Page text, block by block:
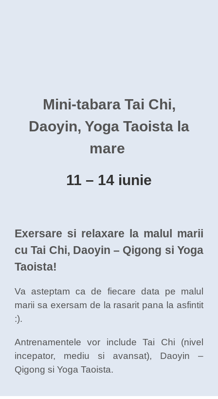
Mini-tabara Tai Chi,
Daoyin, Yoga Taoista la
mare
11 – 14 iunie
Exersare si relaxare la malul marii
cu Tai Chi, Daoyin – Qigong si Yoga
Taoista!
Va asteptam ca de fiecare data pe malul
marii sa exersam de la rasarit pana la asfintit
:).
Antrenamentele vor include Tai Chi (nivel
incepator, mediu si avansat), Daoyin –
Qigong si Yoga Taoista.